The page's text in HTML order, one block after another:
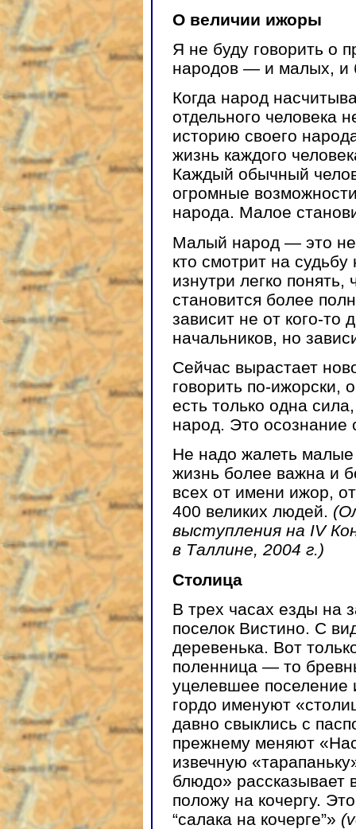
О величии ижоры
Я не буду говорить о
народов — и малых, и
Когда народ
отдельного человека
историю своего
жизнь каждого
Каждый обычный
огромные
народа. Малое
Малый народ — это не
кто смотрит на
изнутри легко понять,
становится более
зависит не от кого-то
начальников, но
Сейчас вырастает
говорить по-ижорски,
есть только одна
народ. Это осознание
Не надо жалеть
жизнь более важна и
всех от имени ижор,
400 великих людей.
выступления на IV
в Таллине, 2004 г.)
Столица
В трех часах езды на
поселок Вистино. С
деревенька. Вот
поленница — то
уцелевшее поселение
гордо именуют
давно свыклись с
прежнему меняют
извечную
блюдо» рассказывает
положу на кочергу.
“салака на кочерге”»